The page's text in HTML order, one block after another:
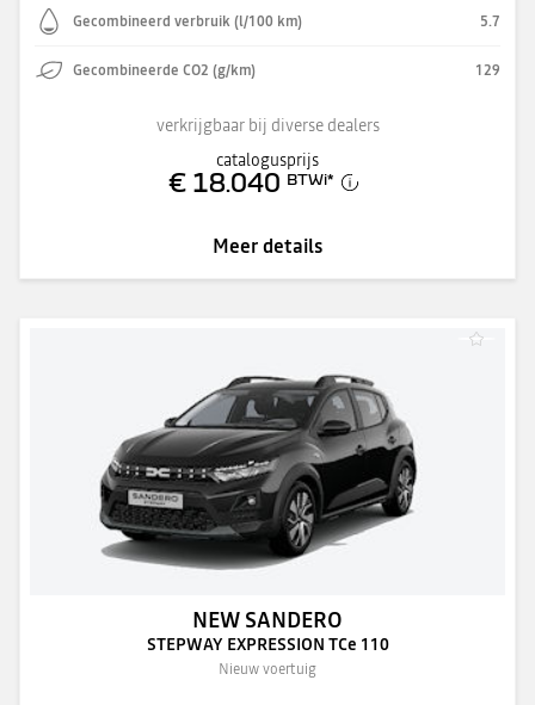
Gecombineerd verbruik (l/100 km) 5.7
Gecombineerde CO2 (g/km) 129
verkrijgbaar bij diverse dealers
catalogusprijs
€ 18.040 BTWi*
Meer details
NEW SANDERO
STEPWAY EXPRESSION TCe 110
Nieuw voertuig